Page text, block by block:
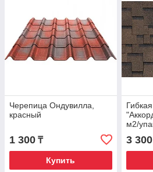
Черепица Ондувилла,
красный
1 300 ₸
Купить
м2/
3 300